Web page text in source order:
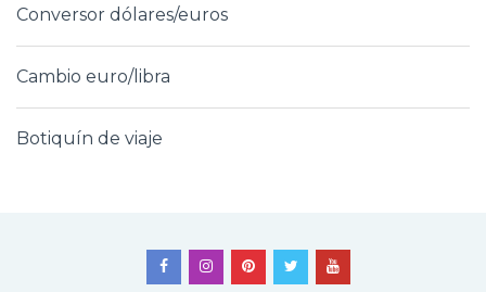
Conversor dólares/euros
Cambio euro/libra
Botiquín de viaje